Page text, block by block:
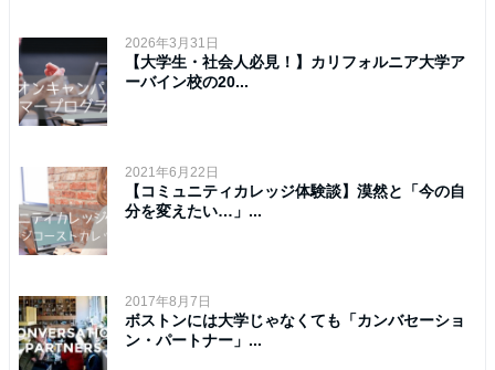
2026年3月31日
【大学生・社会人必見！】カリフォルニア大学ア
ーバイン校の20...
2021年6月22日
【コミュニティカレッジ体験談】漠然と「今の自
分を変えたい…」...
2017年8月7日
ボストンには大学じゃなくても「カンバセーショ
ン・パートナー」...